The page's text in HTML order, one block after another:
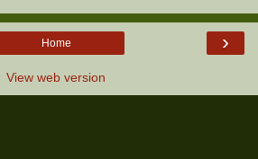
›
Home
View web version